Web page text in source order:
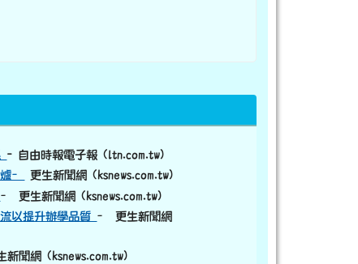
- 自由時報電子報 (ltn.com.tw)
–
更生新聞網 (ksnews.com.tw)
– 更生新聞網 (ksnews.com.tw)
以提升辦學品質 – 更生新聞網
聞網 (ksnews.com.tw)